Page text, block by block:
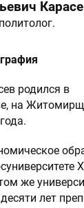
родился в
на
же
лет